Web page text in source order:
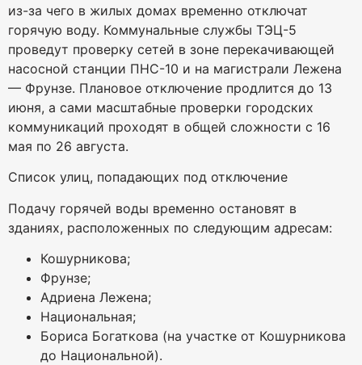
из-за чего в жилых домах временно отключат
горячую воду. Коммунальные службы ТЭЦ-5
проведут проверку сетей в зоне перекачивающей
насосной станции ПНС-10 и на магистрали Лежена
— Фрунзе. Плановое отключение продлится до 13
июня, а сами масштабные проверки городских
коммуникаций проходят в общей сложности с 16
мая по 26 августа.
Список улиц, попадающих под отключение
Подачу горячей воды временно остановят в
зданиях, расположенных по следующим адресам:
Кошурникова;
Фрунзе;
Адриена Лежена;
Национальная;
Бориса Богаткова (на участке от Кошурникова
до Национальной).